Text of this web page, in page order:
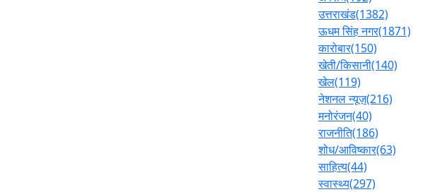
उत्तराखंड(1382)
ऊधम सिंह नगर(1871)
कारोबार(150)
खेती/किसानी(140)
खेल(119)
नेशनल न्यूज़(216)
मनोरंजन(40)
राजनीति(186)
शोध/आविष्कार(63)
साहित्य(44)
स्वास्थ्य(297)